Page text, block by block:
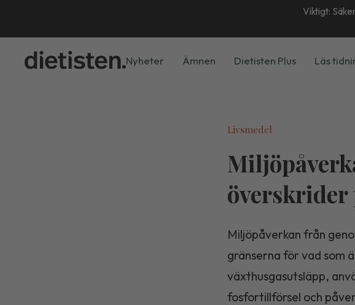
Viktigt:
Nyheter Ämnen Dietisten Plus Läs
Livsmedel
överskrider
Miljöpåverkan från
gränserna för vad som
växthusgasutsläpp,
fosfortillförsel och